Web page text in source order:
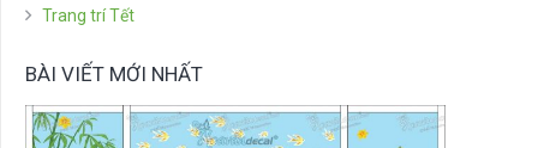
Trang trí Tết
BÀI VIẾT MỚI NHẤT